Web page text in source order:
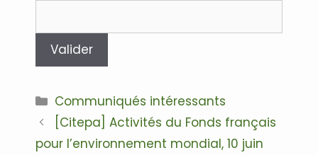
Communiqués intéressants
[Citepa] Activités du Fonds français
pour l’environnement mondial, 10 juin